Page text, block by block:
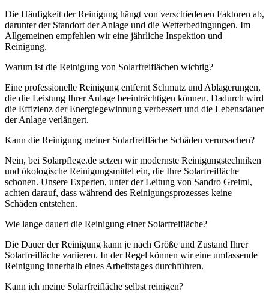
Die Häufigkeit der Reinigung hängt von verschiedenen Faktoren ab,
darunter der Standort der Anlage und die Wetterbedingungen. Im
Allgemeinen empfehlen wir eine jährliche Inspektion und
Reinigung.
Warum ist die Reinigung von Solarfreiflächen wichtig?
Eine professionelle Reinigung entfernt Schmutz und Ablagerungen,
die die Leistung Ihrer Anlage beeinträchtigen können. Dadurch wird
die Effizienz der Energiegewinnung verbessert und die Lebensdauer
der Anlage verlängert.
Kann die Reinigung meiner Solarfreifläche Schäden verursachen?
Nein, bei Solarpflege.de setzen wir modernste Reinigungstechniken
und ökologische Reinigungsmittel ein, die Ihre Solarfreifläche
schonen. Unsere Experten, unter der Leitung von Sandro Greiml,
achten darauf, dass während des Reinigungsprozesses keine
Schäden entstehen.
Wie lange dauert die Reinigung einer Solarfreifläche?
Die Dauer der Reinigung kann je nach Größe und Zustand Ihrer
Solarfreifläche variieren. In der Regel können wir eine umfassende
Reinigung innerhalb eines Arbeitstages durchführen.
Kann ich meine Solarfreifläche selbst reinigen?